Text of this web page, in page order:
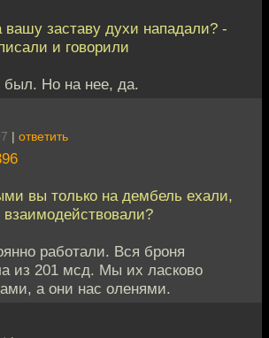
заставу духи нападали? -
и говорили
Но на нее, да.
| ответить
вы только на дембель ехали,
работали. Вся броня
из 201 мсд. Мы их ласково
а они нас оленями.